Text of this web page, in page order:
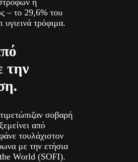
– το 29,6% του
τρόφιμα.
την
σοβαρή
από
τουλάχιστον
με την ετήσια
World (SOFI).